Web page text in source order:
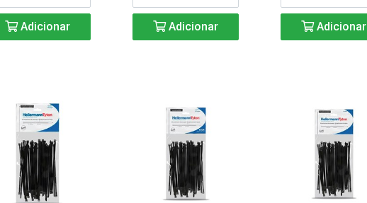
Adicionar Adicionar Adicionar